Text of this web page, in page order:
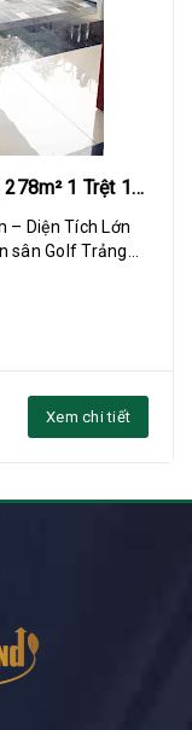
1 Trệt 1
– Diện Tích Lớn
sân Golf Trảng
Xem chi tiết